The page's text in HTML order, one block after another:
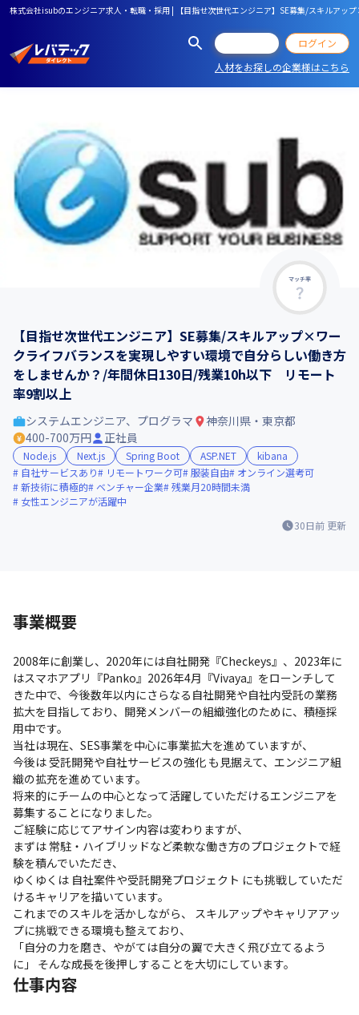
株式会社isubのエンジニア求人・転職・採用 | 【目指せ次世代エンジニア】SE募集/スキルア
ログイン
人材をお探しの企業様はこちら
マッチ率
【目指せ次世代エンジニア】SE募集/スキルアップ×ワー
クライフバランスを実現しやすい環境で自分らしい働き方
をしませんか？/年間休日130日/残業10h以下 リモート
率9割以上
30日前 更新
システムエンジニア、プログラマ
神奈川県・東京都
400-700万円
正社員
Node.js Next.js Spring Boot ASP.NET
kibana
自社サービスあり
リモートワーク可 服装自由
オンライン選考可
新技術に積極的
ベンチャー企業 残業月20時間未満
女性エンジニアが活躍中
事業概要
2008年に創業し、2020年には自社開発『Checkeys』、2023年に
はスマホアプリ『Panko』2026年4月『Vivaya』をローンチして
きた中で、今後数年以内にさらなる自社開発や自社内受託の業務
拡大を目指しており、開発メンバーの組織強化のために、積極採
用中です。
当社は現在、SES事業を中心に事業拡大を進めていますが、
今後は 受託開発や自社サービスの強化 も見据えて、エンジニア組
織の拡充を進めています。
将来的にチームの中心となって活躍していただけるエンジニアを
募集することになりました。
ご経験に応じてアサイン内容は変わりますが、
まずは 常駐・ハイブリッドなど柔軟な働き方のプロジェクトで経
験を積んでいただき、
ゆくゆくは 自社案件や受託開発プロジェクト にも挑戦していただ
けるキャリアを描いています。
これまでのスキルを活かしながら、 スキルアップやキャリアアッ
プに挑戦できる環境も整えており、
「自分の力を磨き、やがては自分の翼で大きく飛び立てるよう
に」 そんな成長を後押しすることを大切にしています。
仕事内容